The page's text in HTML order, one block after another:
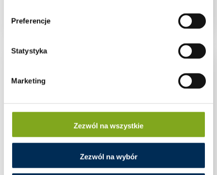
Preferencje
Statystyka
Marketing
Zezwól na wszystkie
Zezwól na wybór